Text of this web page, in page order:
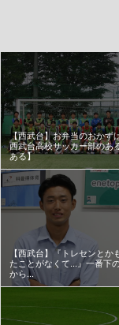
【西武台】お弁当のおかず
西武台高校サッカー部のあ
ある】
【西武台】『トレセンとか
たことがなくて...』一番下
から...